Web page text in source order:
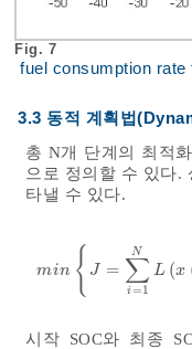
Fig. 7
fuel consumption
3.3 동적 계획법
총 N개 단계의 최적
으로 정의할 수 있다.
타낼 수 있다.
min { J = ∑
i =1
N
L (x
m in J =∑i=
시작 SOC와 최종